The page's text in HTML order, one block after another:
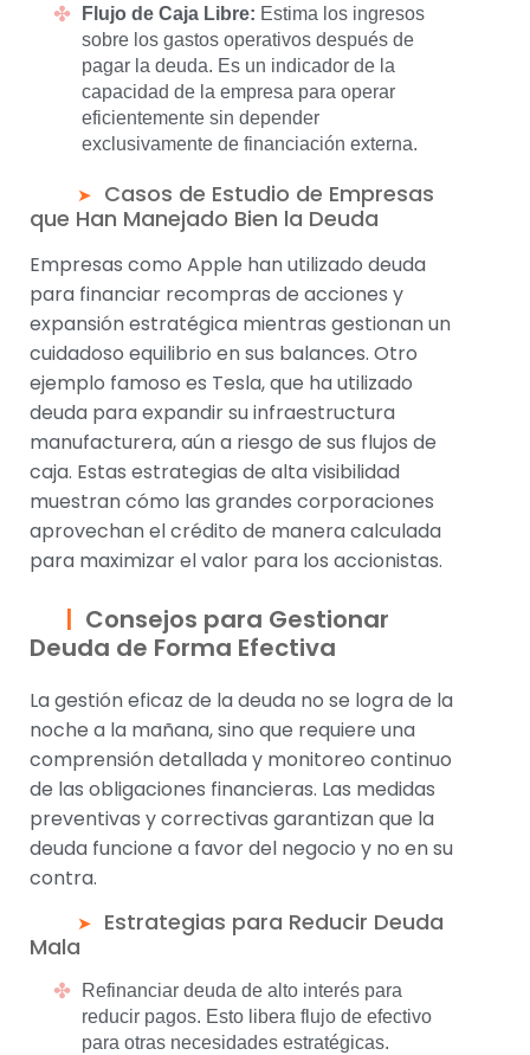
Flujo de Caja Libre: Estima los ingresos
sobre los gastos operativos después de
pagar la deuda. Es un indicador de la
capacidad de la empresa para operar
eficientemente sin depender
exclusivamente de financiación externa.
Casos de Estudio de Empresas
que Han Manejado Bien la Deuda
Empresas como Apple han utilizado deuda
para financiar recompras de acciones y
expansión estratégica mientras gestionan un
cuidadoso equilibrio en sus balances. Otro
ejemplo famoso es Tesla, que ha utilizado
deuda para expandir su infraestructura
manufacturera, aún a riesgo de sus flujos de
caja. Estas estrategias de alta visibilidad
muestran cómo las grandes corporaciones
aprovechan el crédito de manera calculada
para maximizar el valor para los accionistas.
Consejos para Gestionar
Deuda de Forma Efectiva
La gestión eficaz de la deuda no se logra de la
noche a la mañana, sino que requiere una
comprensión detallada y monitoreo continuo
de las obligaciones financieras. Las medidas
preventivas y correctivas garantizan que la
deuda funcione a favor del negocio y no en su
contra.
Estrategias para Reducir Deuda
Mala
Refinanciar deuda de alto interés para
reducir pagos. Esto libera flujo de efectivo
para otras necesidades estratégicas.